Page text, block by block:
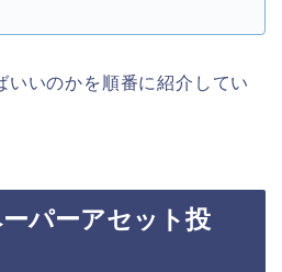
いいのかを順番に紹介してい
パーアセット投